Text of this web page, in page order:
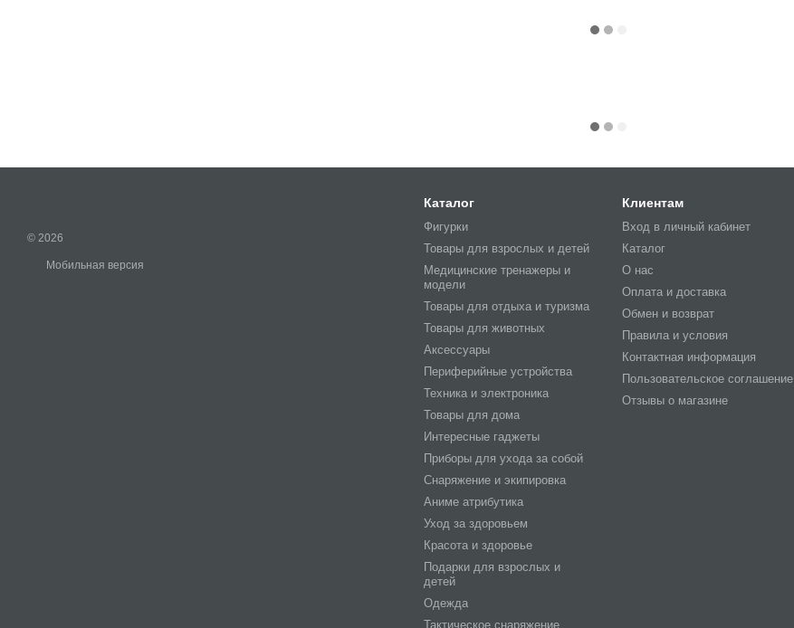
© 2026
Мобильная версия
Каталог
Фигурки
Товары для взрослых и детей
Медицинские тренажеры и
модели
Товары для отдыха и туризма
Товары для животных
Аксессуары
Периферийные устройства
Техника и электроника
Товары для дома
Интересные гаджеты
Приборы для ухода за собой
Снаряжение и экипировка
Аниме атрибутика
Уход за здоровьем
Красота и здоровье
Подарки для взрослых и
детей
Одежда
Тактическое снаряжение
Клиентам
Вход в личный кабинет
Каталог
О нас
Оплата и доставка
Обмен и возврат
Правила и условия
Контактная информация
Пользовательское соглашение
Отзывы о магазине